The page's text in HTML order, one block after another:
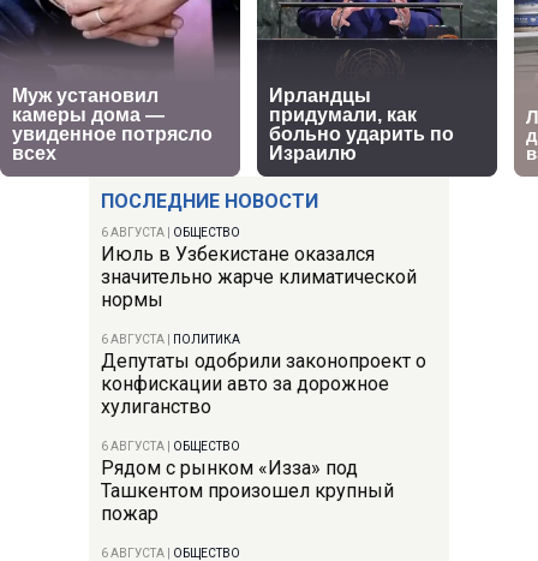
ПОСЛЕДНИЕ НОВОСТИ
6 АВГУСТА ОБЩЕСТВО
Июль в Узбекистане оказался
значительно жарче климатической
нормы
6 АВГУСТА ПОЛИТИКА
Депутаты одобрили законопроект о
конфискации авто за дорожное
хулиганство
6 АВГУСТА ОБЩЕСТВО
Рядом с рынком «Изза» под
Ташкентом произошел крупный
пожар
6 АВГУСТА ОБЩЕСТВО